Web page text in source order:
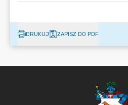
DRUKUJ ZAPISZ DO PDF